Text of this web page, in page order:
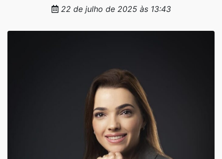
22 de julho de 2025 às 13:43